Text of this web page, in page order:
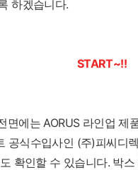
하겠습니다.
START~!!
면에는 AORUS 라인업 제
공식수입사인 (주)피씨디
확인할 수 있습니다. 박